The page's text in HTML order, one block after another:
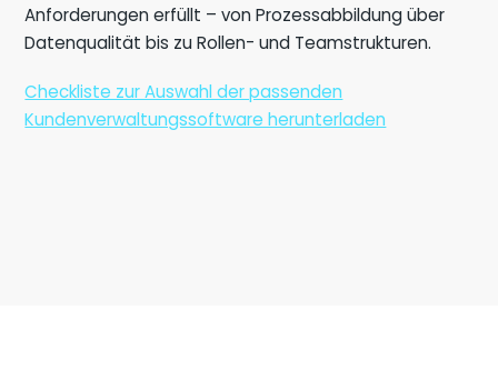
Anforderungen erfüllt – von Prozessabbildung über
Datenqualität bis zu Rollen- und Teamstrukturen.
Checkliste zur Auswahl der passenden
Kundenverwaltungssoftware herunterladen